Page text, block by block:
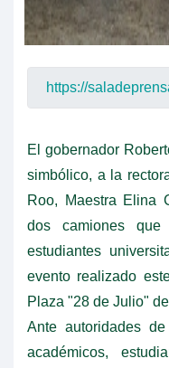
El gobernador
simbólico, a la
Roo, Maestra Elina
dos camiones que
estudiantes
evento realizado
Plaza "28 de Julio"
Ante autoridades
académicos,